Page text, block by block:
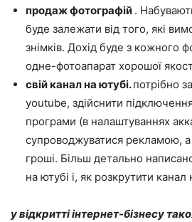
продаж фотографій .
буде залежати від того, які
знімків. Дохід буде з кожного
одне-фотоапарат хорошої
свій канал на ютубі.потрібно
youtube, здійснити
програми (в налаштуваннях
супроводжуватися рекламою, а
гроші. Більш детально
на ютубі і, як розкрутити канал
у відкритті інтернет-бізнесу